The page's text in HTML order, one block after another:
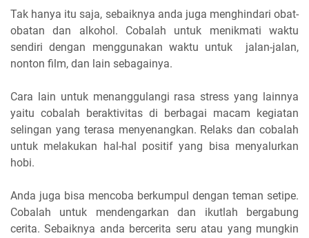
Tak hanya itu saja, sebaiknya anda juga menghindari obat-
obatan dan alkohol. Cobalah untuk menikmati waktu
sendiri dengan menggunakan waktu untuk jalan-jalan,
nonton film, dan lain sebagainya.
Cara lain untuk menanggulangi rasa stress yang lainnya
yaitu cobalah beraktivitas di berbagai macam kegiatan
selingan yang terasa menyenangkan. Relaks dan cobalah
untuk melakukan hal-hal positif yang bisa menyalurkan
hobi.
Anda juga bisa mencoba berkumpul dengan teman setipe.
Cobalah untuk mendengarkan dan ikutlah bergabung
cerita. Sebaiknya anda bercerita seru atau yang mungkin